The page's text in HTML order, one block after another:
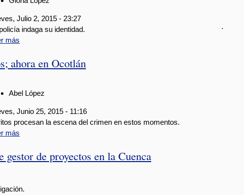
Julio 2, 2015 - 23:27
indaga su identidad.
más
ahora en Ocotlán
Abel López
Junio 25, 2015 - 11:16
procesan la escena del crimen en estos momentos.
más
de proyectos en la Cuenca
.